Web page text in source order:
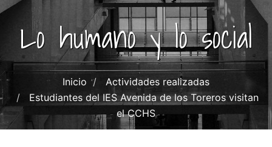
Lo humano y lo social
Inicio
Actividades realizadas
Estudiantes del IES Avenida de los Toreros visitan
el CCHS